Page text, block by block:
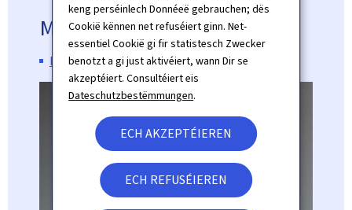
keng perséinlech Donnéeë gebrauchen; dës
Cookië kënnen net refuséiert ginn. Net-
essentiel Cookië gi fir statistesch Zwecker
benotzt a gi just aktivéiert, wann Dir se
akzeptéiert. Consultéiert eis
Dateschutzbestëmmungen.
ECH AKZEPTÉIEREN
ECH REFUSÉIEREN
Minister
Léon Gloden